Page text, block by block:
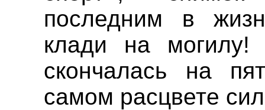
последним в
клади на могилу!
скончалась на
самом расцвете